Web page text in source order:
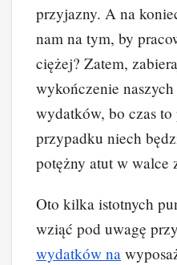
przyjazny. A na
nam na tym, by
ciężej? Zatem,
wykończenie
wydatków, bo czas
przypadku niech
potężny atut w walce
Oto kilka istotnych
wziąć pod uwagę
wydatków na